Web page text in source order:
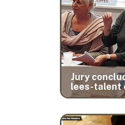
Jury
lees-talent